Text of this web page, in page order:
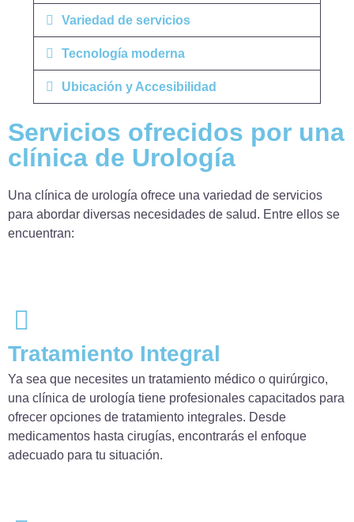
Variedad de servicios
Tecnología moderna
Ubicación y Accesibilidad
Servicios ofrecidos por una
clínica de Urología
Una clínica de urología ofrece una variedad de servicios
para abordar diversas necesidades de salud. Entre ellos se
encuentran:
Tratamiento Integral
Ya sea que necesites un tratamiento médico o quirúrgico,
una clínica de urología tiene profesionales capacitados para
ofrecer opciones de tratamiento integrales. Desde
medicamentos hasta cirugías, encontrarás el enfoque
adecuado para tu situación.